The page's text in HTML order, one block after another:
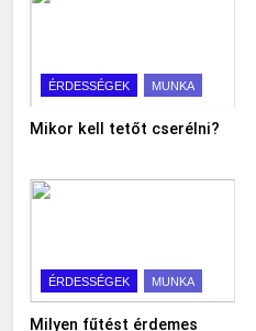
ÉRDESSÉGEK MUNKA
Mikor kell tetőt cserélni?
ÉRDESSÉGEK MUNKA
Milyen fűtést érdemes